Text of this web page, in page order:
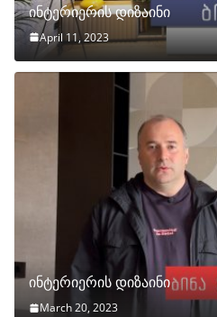
ინტერიერის დიზაინი
April 11, 2023
ინტერიერის დიზაინი
March 20, 2023